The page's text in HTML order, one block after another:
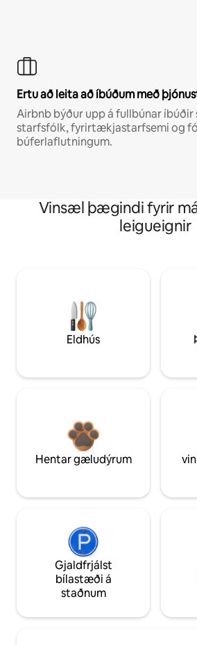
Ertu að leita að íbúðum með
Airbnb býður upp á fullbúnar íbúðir
starfsfólk, fyrirtækjastarfsemi og
búferlaflutningum.
Vinsæl þægindi fyrir
leigueignir
Eldhús
Hentar gæludýrum
Gjaldfrjálst
bílastæði á
staðnum